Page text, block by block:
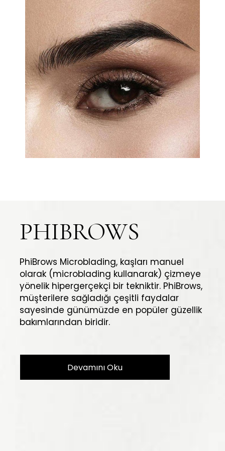
PHIBROWS
PhiBrows Microblading, kaşları manuel
olarak (microblading kullanarak) çizmeye
yönelik hipergerçekçi bir tekniktir. PhiBrows,
müşterilere sağladığı çeşitli faydalar
sayesinde günümüzde en popüler güzellik
bakımlarından biridir.
Devamını Oku